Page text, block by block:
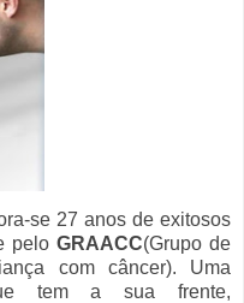
se 27 anos de exitosos
pelo GRAACC(Grupo de
com câncer). Uma
tem a sua frente,